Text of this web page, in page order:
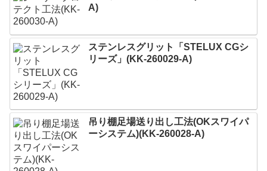
A)
ステンレスグリット「STELUX CGシ
リーズ」(KK-260029-A)
吊り棚足場送り出し工法(OKスワイパ
ーシステム)(KK-260028-A)